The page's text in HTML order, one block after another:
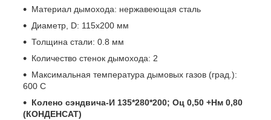
Материал дымохода: нержавеющая сталь
Диаметр, D: 115х200 мм
Толщина стали: 0.8 мм
Количество стенок дымохода: 2
Максимальная температура дымовых газов (град.):
600 С
Колено сэндвича-И 135*280*200; Оц 0,50 +Нм 0,80
(КОНДЕНСАТ)